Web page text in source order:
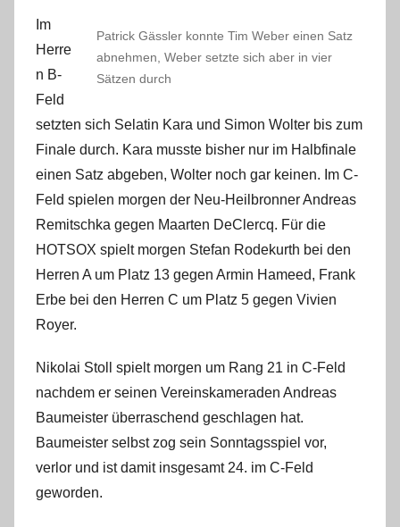
Patrick Gässler konnte Tim Weber einen Satz
abnehmen, Weber setzte sich aber in vier
Sätzen durch
Im
Herre
n B-
Feld
setzten sich Selatin Kara und Simon Wolter bis zum
Finale durch. Kara musste bisher nur im Halbfinale
einen Satz abgeben, Wolter noch gar keinen. Im C-
Feld spielen morgen der Neu-Heilbronner Andreas
Remitschka gegen Maarten DeClercq. Für die
HOTSOX spielt morgen Stefan Rodekurth bei den
Herren A um Platz 13 gegen Armin Hameed, Frank
Erbe bei den Herren C um Platz 5 gegen Vivien
Royer.
Nikolai Stoll spielt morgen um Rang 21 in C-Feld
nachdem er seinen Vereinskameraden Andreas
Baumeister überraschend geschlagen hat.
Baumeister selbst zog sein Sonntagsspiel vor,
verlor und ist damit insgesamt 24. im C-Feld
geworden.